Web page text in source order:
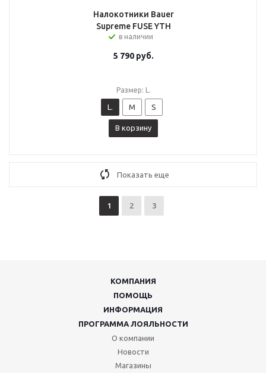
Налокотники Bauer
Supreme FUSE YTH
в наличии
5 790руб.
Размер: L.
L. M S
В корзину
Показать еще
1 2 3
КОМПАНИЯ
ПОМОЩЬ
ИНФОРМАЦИЯ
ПРОГРАММА ЛОЯЛЬНОСТИ
О компании
Новости
Магазины